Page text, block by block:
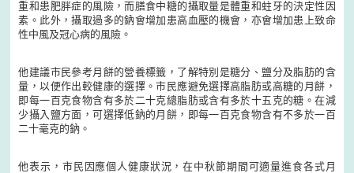
重和患肥胖症的風險，而膳食中糖的攝取量是體重和蛀牙的決定性因
素。此外，攝取過多的鈉會增加患高血壓的機會，亦會增加患上致命
性中風及冠心病的風險。
他建議市民參考月餅的營養標籤，了解特別是糖分、鹽分及脂肪的含
量，以便作出較健康的選擇。市民應避免選擇高脂肪或高糖的月餅，
即每一百克食物含有多於二十克總脂肪或含有多於十五克的糖。在減
少攝入鹽方面，可選擇低鈉的月餅，即每一百克食物含有不多於一百
二十毫克的鈉。
他表示，市民因應個人健康狀況，在中秋節期間可適量進食各式月